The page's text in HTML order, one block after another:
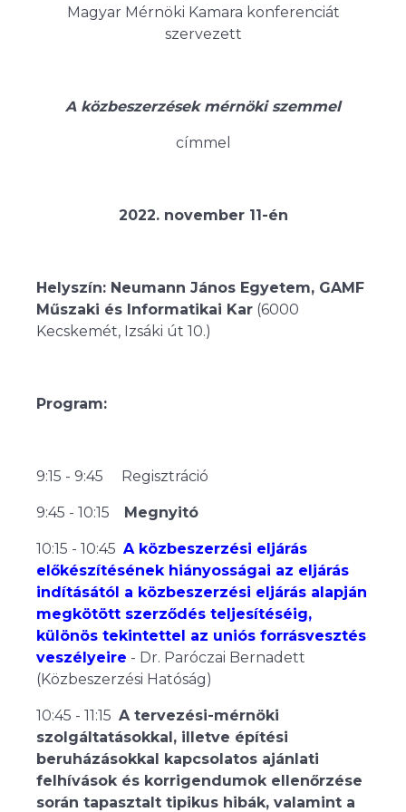
Magyar Mérnöki Kamara konferenciát
szervezett
A közbeszerzések mérnöki szemmel
címmel
2022. november 11-én
Helyszín: Neumann János Egyetem, GAMF
Műszaki és Informatikai Kar (6000
Kecskemét, Izsáki út 10.)
Program:
9:15 - 9:45 Regisztráció
9:45 - 10:15 Megnyitó
10:15 - 10:45 A közbeszerzési eljárás
előkészítésének hiányosságai az eljárás
indításától a közbeszerzési eljárás alapján
megkötött szerződés teljesítéséig,
különös tekintettel az uniós forrásvesztés
veszélyeire - Dr. Paróczai Bernadett
(Közbeszerzési Hatóság)
10:45 - 11:15 A tervezési-mérnöki
szolgáltatásokkal, illetve építési
beruházásokkal kapcsolatos ajánlati
felhívások és korrigendumok ellenőrzése
során tapasztalt tipikus hibák, valamint a